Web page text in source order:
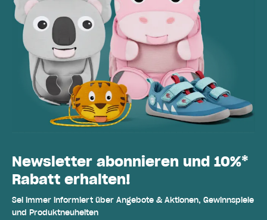
Newsletter abonnieren und 10%*
Rabatt erhalten!
Sei immer informiert über Angebote & Aktionen, Gewinnspiele
und Produktneuheiten